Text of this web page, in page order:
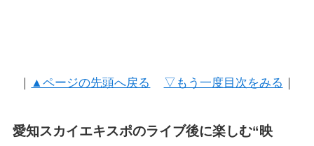
｜ ▲ページの先頭へ戻る ▽もう一度目次をみる ｜
愛知スカイエキスポのライブ後に楽しむ“映